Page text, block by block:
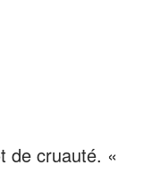
de cruauté. «